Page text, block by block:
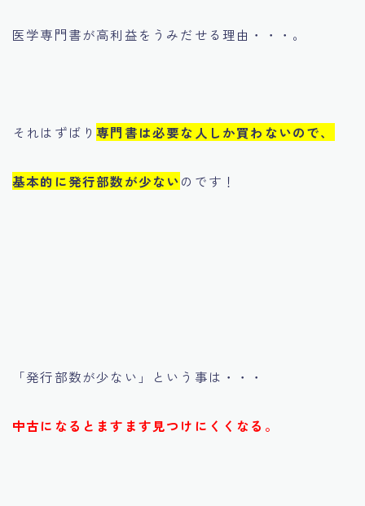
医学専門書が高利益をうみだせる理由・・・。
それはずばり専門書は必要な人しか買わないので、
基本的に発行部数が少ないのです！
「発行部数が少ない」という事は・・・
中古になるとますます見つけにくくなる。